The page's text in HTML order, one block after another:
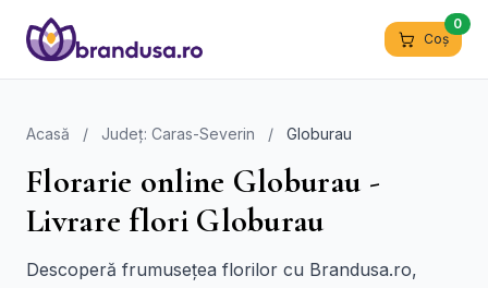
Coș
0
Acasă / Județ: Caras-Severin / Globurau
Florarie online Globurau -
Livrare flori Globurau
Descoperă frumusețea florilor cu Brandusa.ro,